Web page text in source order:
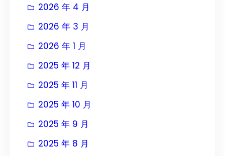
2026 年 4 月
2026 年 3 月
2026 年 1 月
2025 年 12 月
2025 年 11 月
2025 年 10 月
2025 年 9 月
2025 年 8 月